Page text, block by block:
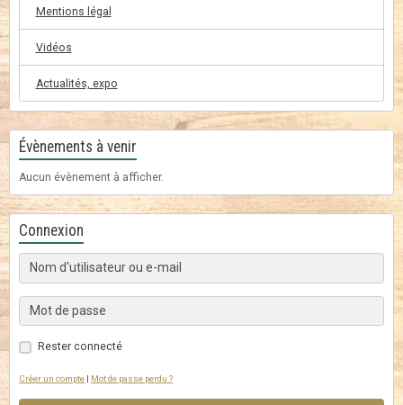
Mentions légal
Vidéos
Actualités, expo
Évènements à venir
Aucun évènement à afficher.
Connexion
Rester connecté
Créer un compte | Mot de passe perdu ?